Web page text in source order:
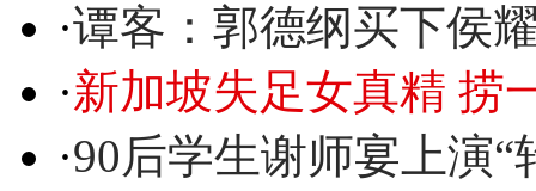
·谭客：郭德纲买下侯
·新加坡失足女真精 捞
·90后学生谢师宴上演“